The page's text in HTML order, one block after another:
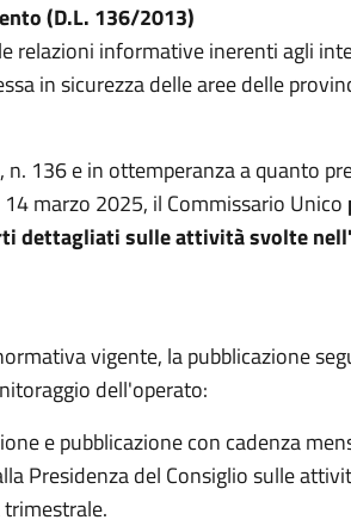
(D.L. 136/2013)
relazioni informative inerenti agli
in sicurezza delle aree delle
136 e in ottemperanza a quanto
marzo 2025, il Commissario Unico
dettagliati sulle attività svolte
vigente, la pubblicazione
dell'operato:
e pubblicazione con cadenza
Presidenza del Consiglio sulle